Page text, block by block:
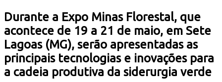
Durante a Expo Minas Florestal, que
acontece de 19 a 21 de maio, em Sete
Lagoas (MG), serão apresentadas as
principais tecnologias e inovações para
a cadeia produtiva da siderurgia verde